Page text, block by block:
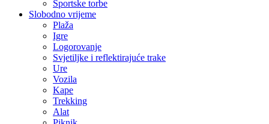
Sportske torbe
Slobodno vrijeme
Plaža
Igre
Logorovanje
Svjetiljke i reflektirajuće trake
Ure
Vozila
Kape
Trekking
Alat